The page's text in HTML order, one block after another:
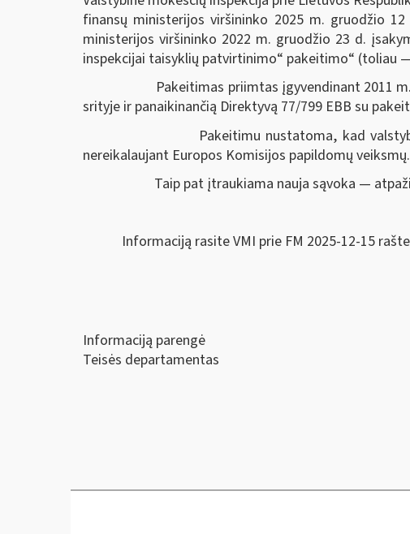
finansų ministerijos viršininko 2025 m. gruodžio
ministerijos viršininko 2022 m. gruodžio 23 d.
inspekcijai taisyklių patvirtinimo“ pakeitimo“ (toliau
Pakeitimas priimtas įgyvendinant 2011 m.
srityje ir panaikinančią Direktyvą 77/799 EBB su
Pakeitimu nustatoma, kad valstybė narė,
nereikalaujant Europos Komisijos papildomų veiksmų.
Taip pat įtraukiama nauja sąvoka —
Informaciją rasite VMI prie FM 2025-12-15
Informaciją parengė
Teisės departamentas